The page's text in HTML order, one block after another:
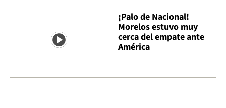
¡Palo de Nacional!
Morelos estuvo muy
cerca del empate ante
América